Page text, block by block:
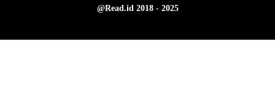
@Read.id 2018 - 2025